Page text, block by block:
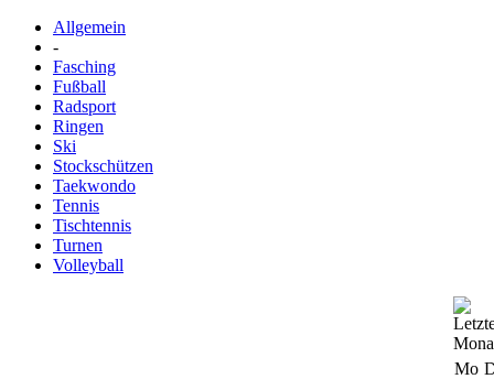
Allgemein
-
Fasching
Fußball
Radsport
Ringen
Ski
Stockschützen
Taekwondo
Tennis
Tischtennis
Turnen
Volleyball
Mo